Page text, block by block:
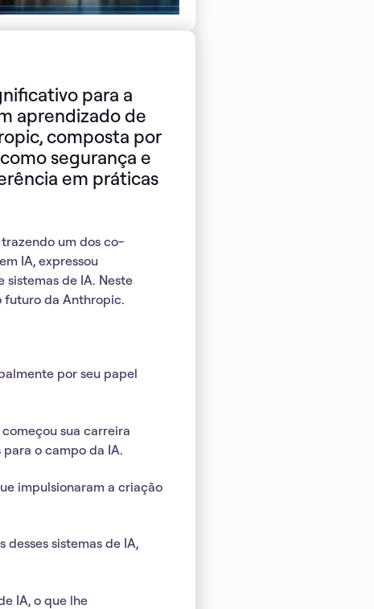
para a
aprendizado de
composta por
segurança e
em práticas
um dos co-
IA, expressou
sistemas de IA. Neste
futuro da Anthropic.
por seu papel
sua carreira
o campo da IA.
impulsionaram a criação
sistemas de IA,
IA, o que lhe